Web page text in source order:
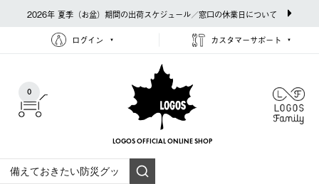
2026年 夏季（お盆）期間の出荷スケジュール／窓口の休業日について
ログイン カスタマーサポート
0
LOGOS OFFICIAL ONLINE SHOP